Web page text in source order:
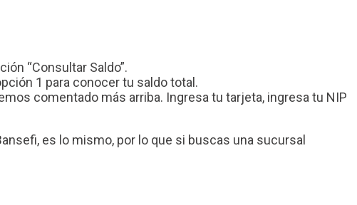
“Consultar Saldo”.
1 para conocer tu saldo total.
comentado más arriba. Ingresa tu tarjeta, ingresa tu NIP
es lo mismo, por lo que si buscas una sucursal